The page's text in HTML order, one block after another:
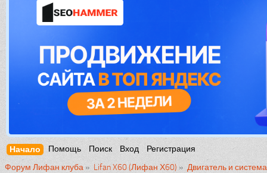
Начало Помощь Поиск Вход
Регистрация
Форум Лифан клуба » Lifan X60 (Лифан Х60) » Двигатель и